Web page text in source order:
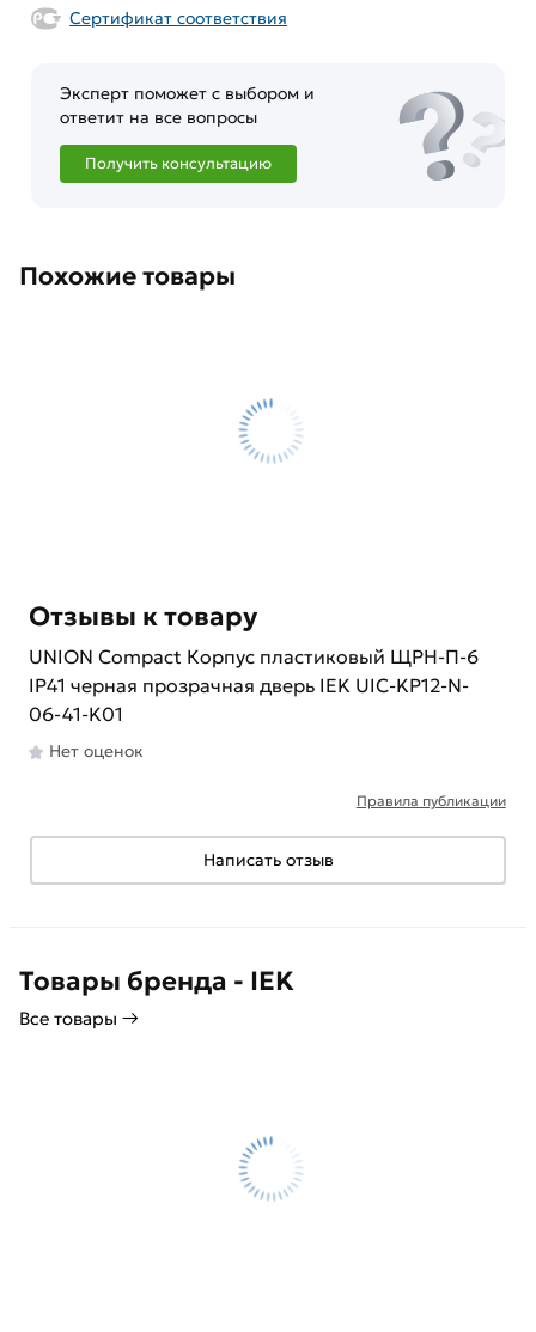
Сертификат соответствия
Эксперт поможет с выбором и
ответит на все вопросы
Получить консультацию
Похожие товары
Отзывы к товару
UNION Compact Корпус пластиковый ЩРН-П-6
IP41 черная прозрачная дверь IEK UIC-KP12-N-
06-41-K01
Нет оценок
Правила публикации
Написать отзыв
Товары бренда - IEK
Все товары →